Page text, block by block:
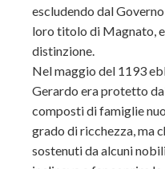
escludendo dal
loro titolo di Magnato,
distinzione.
Nel maggio del 1193
Gerardo era protetto
composti di famiglie
grado di ricchezza, ma
sostenuti da alcuni